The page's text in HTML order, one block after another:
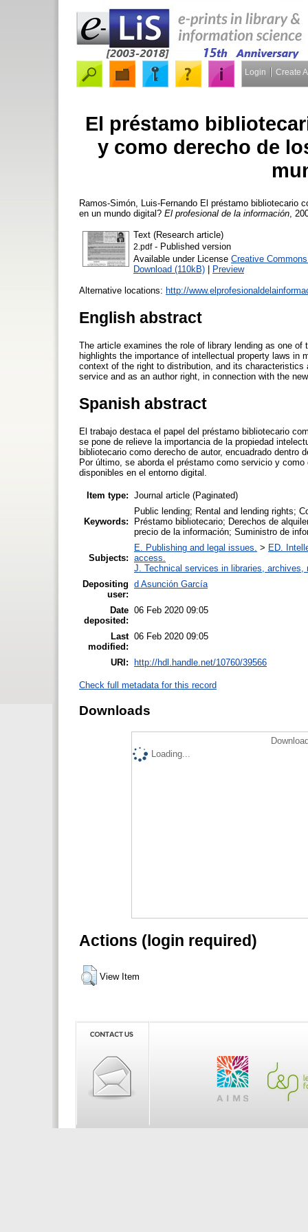
Login Create
El préstamo
y como derecho de
Ramos-Simón, Luis-Fernando El préstamo bibliotecario
en un mundo digital? El profesional de la información ,
Text (Research article)
2.pdf- Published version
Available under License Creative
Download (110kB) | Preview
Alternative locations: http://
English abstract
The article examines the role of library lending as one
highlights the importance of intellectual property laws in
context of the right to distribution, and its
service and as an author right, in connection with the
Spanish abstract
El trabajo destaca el papel del préstamo bibliotecario
se pone de relieve la importancia de la propiedad
bibliotecario como derecho de autor, encuadrado
Por último, se aborda el préstamo como servicio y
disponibles en el entorno digital.
Item type: Journal article (Paginated)
Keywords:
Public lending; Rental and lending rights;
Préstamo bibliotecario; Derechos de
precio de la información; Suministro de
Subjects:
E. Publishing and legal issues. > ED.
access.
J. Technical services in libraries, archives,
Depositing
user:
d Asunción García
Date
deposited:
06 Feb 2020 09:05
Last
modified:
06 Feb 2020 09:05
URI: http://hdl.handle.net/10760/39566
Check full metadata for this record
Downloads
Loading...
Actions (login required)
View Item